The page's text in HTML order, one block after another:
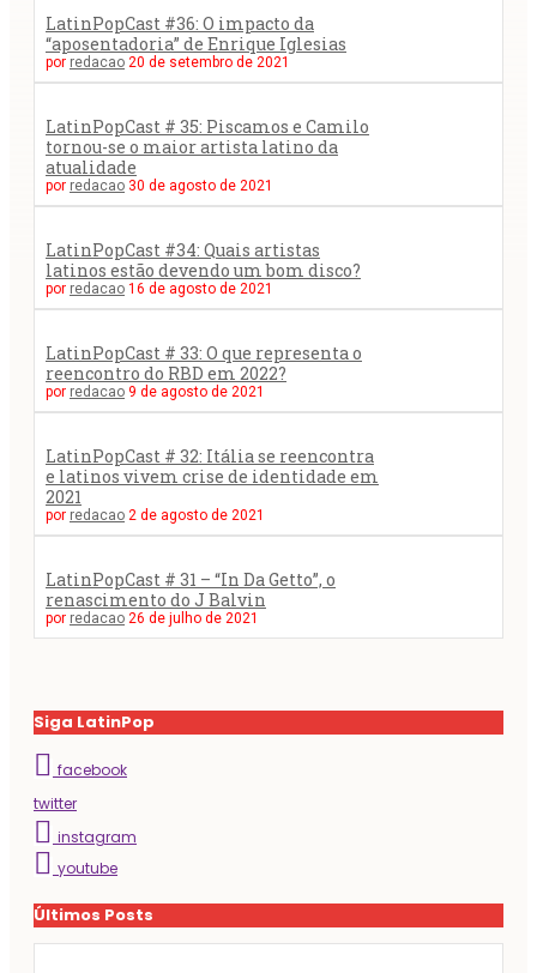
LatinPopCast #36: O impacto da
“aposentadoria” de Enrique Iglesias
por redacao 20 de setembro de 2021
LatinPopCast # 35: Piscamos e Camilo
tornou-se o maior artista latino da
atualidade
por redacao 30 de agosto de 2021
LatinPopCast #34: Quais artistas
latinos estão devendo um bom disco?
por redacao 16 de agosto de 2021
LatinPopCast # 33: O que representa o
reencontro do RBD em 2022?
por redacao 9 de agosto de 2021
LatinPopCast # 32: Itália se reencontra
e latinos vivem crise de identidade em
2021
por redacao 2 de agosto de 2021
LatinPopCast # 31 – “In Da Getto”, o
renascimento do J Balvin
por redacao 26 de julho de 2021
Siga LatinPop
facebook
twitter
instagram
youtube
Últimos Posts